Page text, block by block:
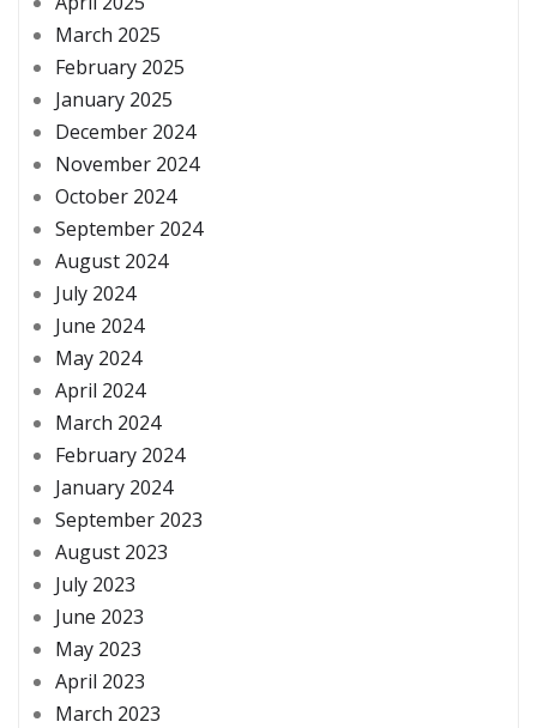
March 2025
February 2025
January 2025
December 2024
November 2024
October 2024
September 2024
August 2024
July 2024
June 2024
May 2024
April 2024
March 2024
February 2024
January 2024
September 2023
August 2023
July 2023
June 2023
May 2023
April 2023
March 2023